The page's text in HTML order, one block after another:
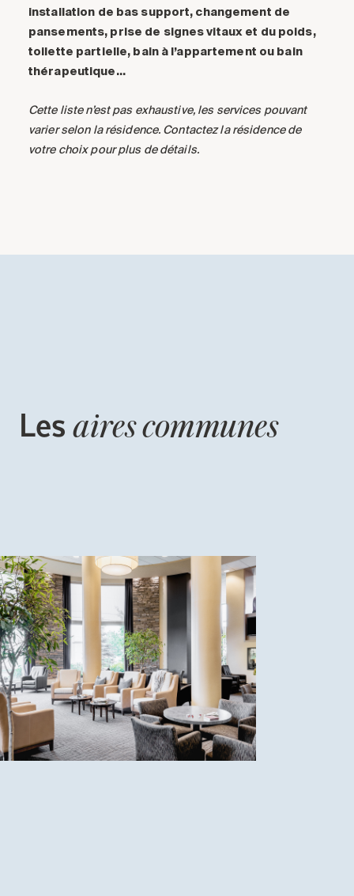
installation de bas support, changement de
pansements, prise de signes vitaux et du poids,
toilette partielle, bain à l’appartement ou bain
thérapeutique…
Cette liste n’est pas exhaustive, les services pouvant
varier selon la résidence. Contactez la résidence de
votre choix pour plus de détails.
Lesaires communes